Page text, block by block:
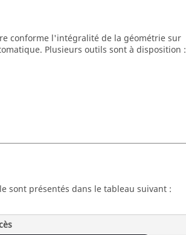
conforme l'intégralité de la géométrie sur
Plusieurs outils sont à disposition :
sont présentés dans le tableau suivant :